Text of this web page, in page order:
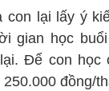
lại lấy ý
gian học
Để con
đồng/